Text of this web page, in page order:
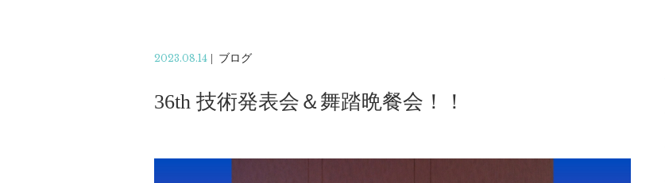
2023.08.14| ブログ
36th 技術発表会＆舞踏晩餐会！！